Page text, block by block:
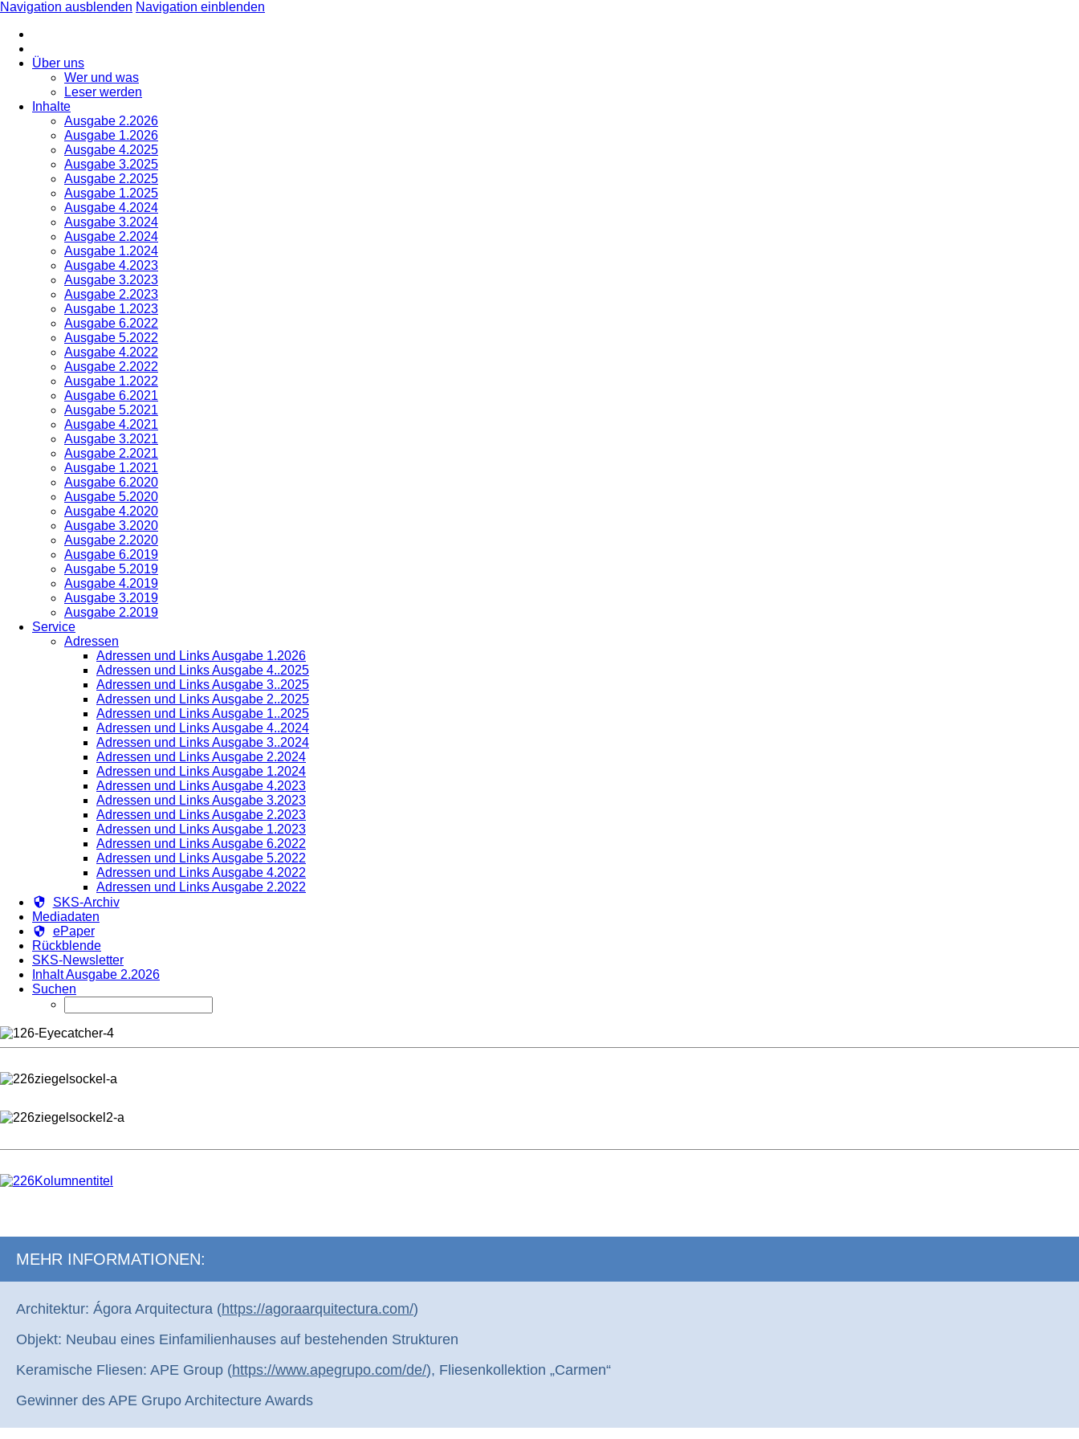
Navigation ausblenden Navigation einblenden
Über uns
Wer und was
Leser werden
Inhalte
Ausgabe 2.2026
Ausgabe 1.2026
Ausgabe 4.2025
Ausgabe 3.2025
Ausgabe 2.2025
Ausgabe 1.2025
Ausgabe 4.2024
Ausgabe 3.2024
Ausgabe 2.2024
Ausgabe 1.2024
Ausgabe 4.2023
Ausgabe 3.2023
Ausgabe 2.2023
Ausgabe 1.2023
Ausgabe 6.2022
Ausgabe 5.2022
Ausgabe 4.2022
Ausgabe 2.2022
Ausgabe 1.2022
Ausgabe 6.2021
Ausgabe 5.2021
Ausgabe 4.2021
Ausgabe 3.2021
Ausgabe 2.2021
Ausgabe 1.2021
Ausgabe 6.2020
Ausgabe 5.2020
Ausgabe 4.2020
Ausgabe 3.2020
Ausgabe 2.2020
Ausgabe 6.2019
Ausgabe 5.2019
Ausgabe 4.2019
Ausgabe 3.2019
Ausgabe 2.2019
Service
Adressen
Adressen und Links Ausgabe 1.2026
Adressen und Links Ausgabe 4..2025
Adressen und Links Ausgabe 3..2025
Adressen und Links Ausgabe 2..2025
Adressen und Links Ausgabe 1..2025
Adressen und Links Ausgabe 4..2024
Adressen und Links Ausgabe 3..2024
Adressen und Links Ausgabe 2.2024
Adressen und Links Ausgabe 1.2024
Adressen und Links Ausgabe 4.2023
Adressen und Links Ausgabe 3.2023
Adressen und Links Ausgabe 2.2023
Adressen und Links Ausgabe 1.2023
Adressen und Links Ausgabe 6.2022
Adressen und Links Ausgabe 5.2022
Adressen und Links Ausgabe 4.2022
Adressen und Links Ausgabe 2.2022
SKS-Archiv
Mediadaten
ePaper
Rückblende
SKS-Newsletter
Inhalt Ausgabe 2.2026
Suchen
MEHR INFORMATIONEN:
Architektur: Ágora Arquitectura (https://agoraarquitectura.com/)
Objekt: Neubau eines Einfamilienhauses auf bestehenden Strukturen
Keramische Fliesen: APE Group (https://www.apegrupo.com/de/), Fliesenkollektion „Carmen“
Gewinner des APE Grupo Architecture Awards